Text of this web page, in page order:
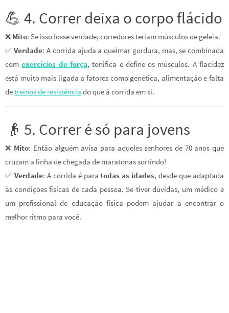
💪 4. Correr deixa o corpo flácido
❌ Mito: Se isso fosse verdade, corredores teriam músculos de geleia.
✅Verdade: A corrida ajuda a queimar gordura, mas, se combinada
comexercícios de força, tonifica e define os músculos. A flacidez
está muito mais ligada a fatores como genética, alimentação e falta
detreinos de resistência do que à corrida em si.
👴 5. Correr é só para jovens
❌ Mito: Então alguém avisa para aqueles senhores de 70 anos que
cruzam a linha de chegada de maratonas sorrindo!
✅ Verdade: A corrida é paratodas as idades, desde que adaptada
às condições físicas de cada pessoa. Se tiver dúvidas, um médico e
um profissional de educação física podem ajudar a encontrar o
melhor ritmo para você.